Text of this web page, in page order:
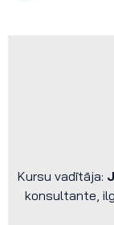
Kursu vadītāja:
konsultante,